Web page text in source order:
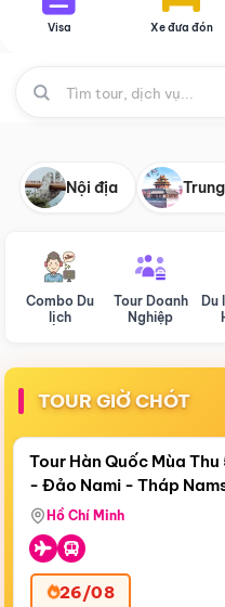
Visa Xe đưa đón
Nội địa
Combo Du
lịch
Tour Doanh
Nghiệp
Du
TOUR GIỜ CHÓT
Còn18 ngày 02:34:11
Bay Sun Phuquoc
Tour Hàn Quốc Mùa
- Đảo Nami - Tháp
Airways)
Hồ Chí Minh
26/08